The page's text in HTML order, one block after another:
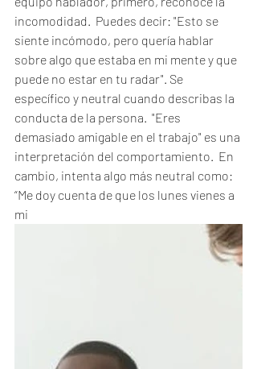
incomodidad.  Puedes decir: "Esto se
siente incómodo, pero quería hablar
sobre algo que estaba en mi mente y que
puede no estar en tu radar". Se
específico y neutral cuando describas la
conducta de la persona.  "Eres
demasiado amigable en el trabajo" es una
interpretación del comportamiento.  En
cambio, intenta algo más neutral como:
“Me doy cuenta de que los lunes vienes a
mi